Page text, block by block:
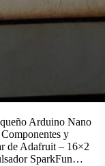
Arduino Nano
y
de Adafruit – 16×2
SparkFun…